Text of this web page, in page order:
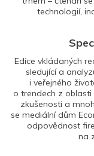
technologií,
Edice vkládaných
sledující a
i veřejného
o trendech z oblasti
zkušenosti a
se mediální dům
odpovědnost
na